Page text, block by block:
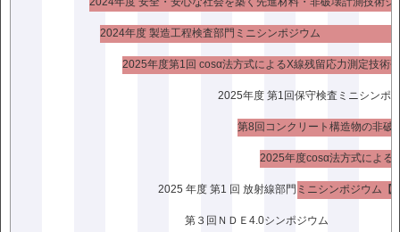
2024年度 製造工程検査部門ミニシンポジウム
2025年度第1回 cosα法方式によるX線残留応力測定技術
2025年度 第1回保守検査ミニシンポ
2025年度cosα法方式によ
2025 年度 第1 回 放射線部門ミニシンポジウム【
第３回ＮＤＥ4.0シンポジウム
過去の研究会活動案内
電場情報活用研究会
レーザー超音波・先端検査計測技術活用研究会
非線形現象を利用した非破壊検査・材料評価研究会
先進超音波計測に関する萌芽技術研究会
cosα法及び二次元検出器によるＸ線応力測定法研究会